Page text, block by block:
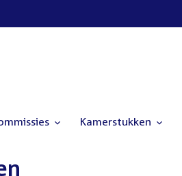
Kamerstukken